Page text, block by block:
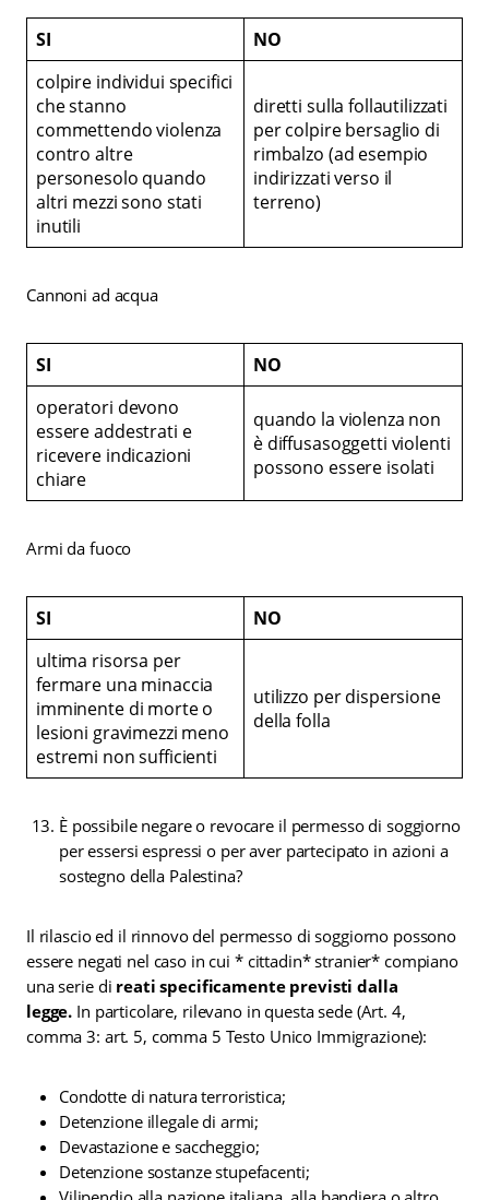
SI
NO
colpire individui specifici
che stanno
commettendo violenza
contro altre
personesolo quando
altri mezzi sono stati
inutili
diretti sulla follautilizzati
per colpire bersaglio di
rimbalzo (ad esempio
indirizzati verso il
terreno)
Cannoni ad acqua
SI
NO
operatori devono
essere addestrati e
ricevere indicazioni
chiare
quando la violenza non
è diffusasoggetti violenti
possono essere isolati
Armi da fuoco
SI
NO
ultima risorsa per
fermare una minaccia
imminente di morte o
lesioni gravimezzi meno
estremi non sufficienti
utilizzo per dispersione
della folla
È possibile negare o revocare il permesso di soggiorno
per essersi espressi o per aver partecipato in azioni a
sostegno della Palestina?
Il rilascio ed il rinnovo del permesso di soggiorno possono
essere negati nel caso in cui * cittadin* stranier* compiano
una serie di reati specificamente previsti dalla
legge. In particolare, rilevano in questa sede (Art. 4,
comma 3: art. 5, comma 5 Testo Unico Immigrazione):
Condotte di natura terroristica;
Detenzione illegale di armi;
Devastazione e saccheggio;
Detenzione sostanze stupefacenti;